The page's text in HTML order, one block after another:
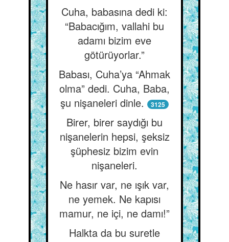
Cuha, babasına dedi ki:
“Babacığım, vallahi bu
adamı bizim eve
götürüyorlar.”
Babası, Cuha’ya “Ahmak
olma” dedi. Cuha, Baba,
şu nişaneleri dinle.
3125
Birer, birer saydığı bu
nişanelerin hepsi, şeksiz
şüphesiz bizim evin
nişaneleri.
Ne hasır var, ne ışık var,
ne yemek. Ne kapısı
mamur, ne içi, ne damı!”
Halkta da bu suretle